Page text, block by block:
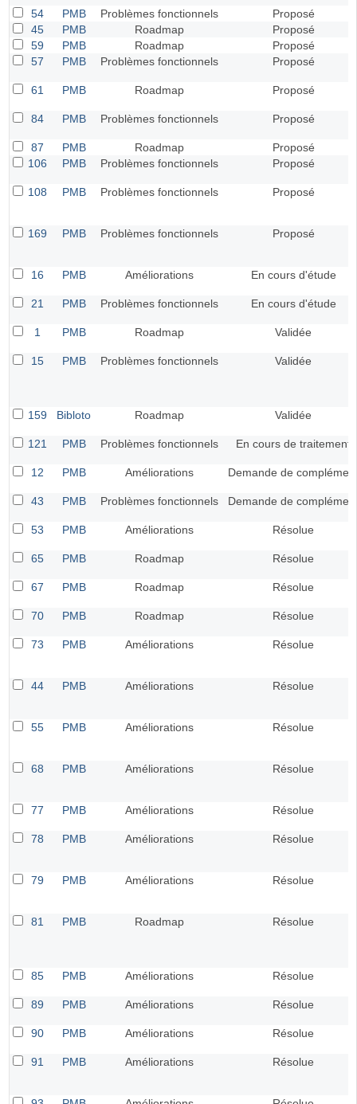
54 PMB Problèmes fonctionnels
Proposé
45
PMB Roadmap
Proposé
59
PMB Roadmap
Proposé
57
PMB Problèmes fonctionnels Proposé
61 PMB Roadmap Proposé
84 PMB Problèmes fonctionnels Proposé
87 PMB Roadmap
Proposé
106
PMB Problèmes fonctionnels Proposé
108 PMB Problèmes fonctionnels Proposé
169 PMB Problèmes fonctionnels Proposé
16 PMB Améliorations En cours d'étude
21 PMB Problèmes fonctionnels En cours d'étude
1 PMB Roadmap Validée
15 PMB Problèmes fonctionnels Validée
159 Bibloto Roadmap Validée
121 PMB Problèmes fonctionnels En cours de traitement
12 PMB Améliorations Demande de
43 PMB Problèmes fonctionnels Demande de
53 PMB Améliorations Résolue
65 PMB Roadmap Résolue
67 PMB Roadmap Résolue
70 PMB Roadmap Résolue
73 PMB Améliorations Résolue
44 PMB Améliorations Résolue
55 PMB Améliorations Résolue
68 PMB Améliorations Résolue
77 PMB Améliorations Résolue
78 PMB Améliorations Résolue
79 PMB Améliorations Résolue
81 PMB Roadmap Résolue
85 PMB Améliorations Résolue
89 PMB Améliorations Résolue
90 PMB Améliorations Résolue
91 PMB Améliorations Résolue